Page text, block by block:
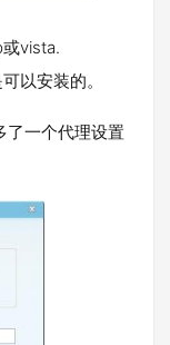
vista.
以安装的。
了一个代理设置